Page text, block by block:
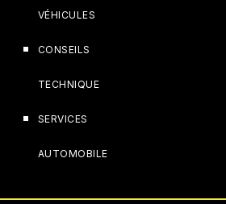
VÉHICULES
CONSEILS
TECHNIQUE
SERVICES
AUTOMOBILE